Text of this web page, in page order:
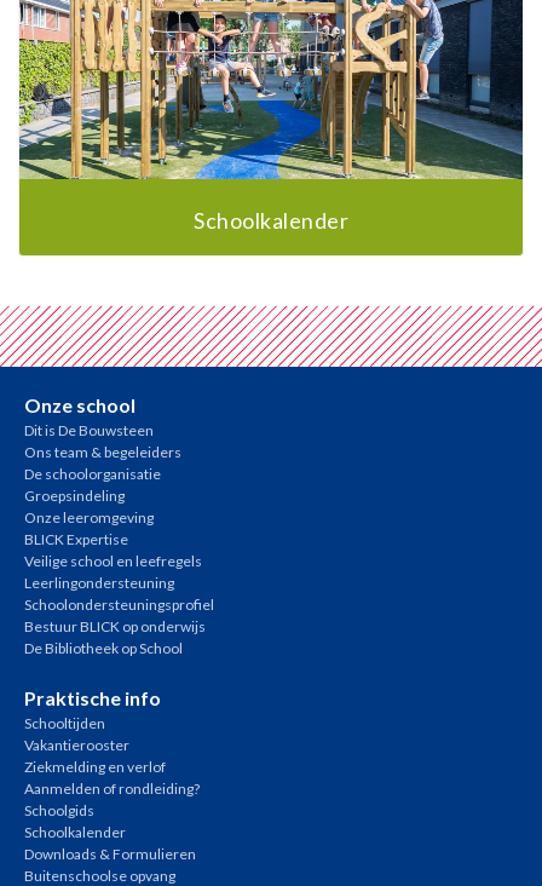
Schoolkalender
Onze school
Dit is De Bouwsteen
Ons team & begeleiders
De schoolorganisatie
Groepsindeling
Onze leeromgeving
BLICK Expertise
Veilige school en leefregels
Leerlingondersteuning
Schoolondersteuningsprofiel
Bestuur BLICK op onderwijs
De Bibliotheek op School
Praktische info
Schooltijden
Vakantierooster
Ziekmelding en verlof
Aanmelden of rondleiding?
Schoolgids
Schoolkalender
Downloads & Formulieren
Buitenschoolse opvang